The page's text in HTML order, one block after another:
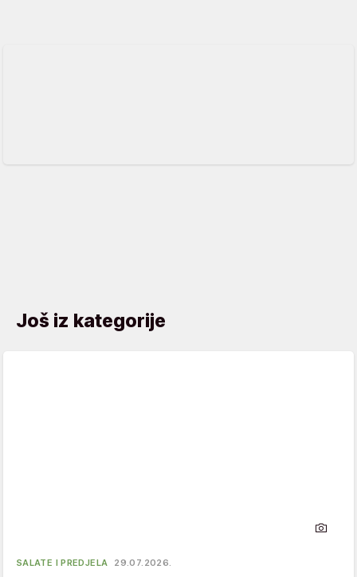
Još iz kategorije
SALATE I PREDJELA 29.07.2026.